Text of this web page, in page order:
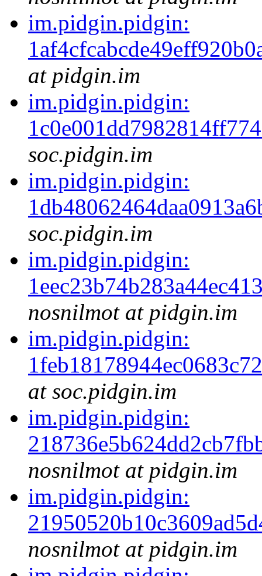
im.pidgin.pidgin:
at pidgin.im
im.pidgin.pidgin:
soc.pidgin.im
im.pidgin.pidgin:
soc.pidgin.im
im.pidgin.pidgin:
nosnilmot at pidgin.im
im.pidgin.pidgin:
at soc.pidgin.im
im.pidgin.pidgin:
nosnilmot at pidgin.im
im.pidgin.pidgin:
nosnilmot at pidgin.im